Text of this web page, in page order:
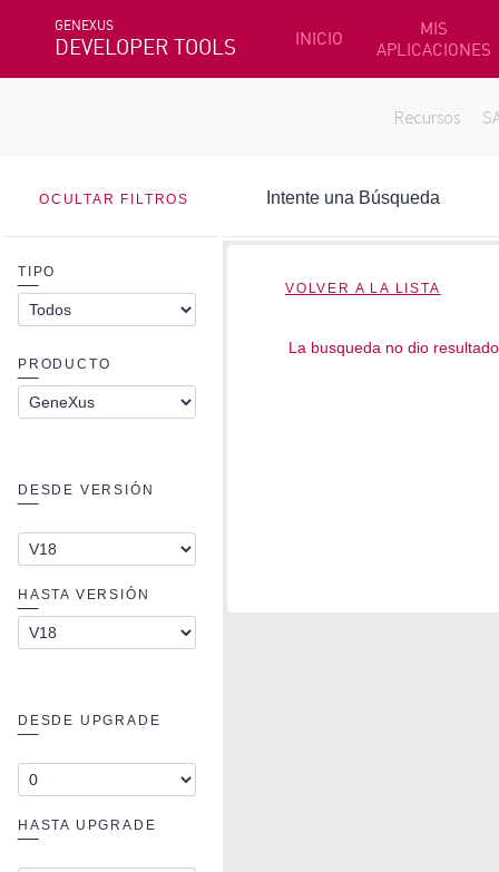
GENEXUS
DEVELOPER TOOLS INICIO
MIS
APLICACIONES
Recursos